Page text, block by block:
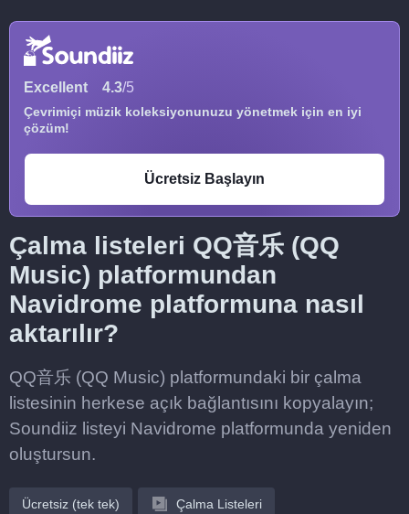
Excellent 4.3/5
Çevrimiçi müzik koleksiyonunuzu yönetmek için en iyi
çözüm!
Ücretsiz Başlayın
Çalma listeleri QQ音乐 (QQ
Music) platformundan
Navidrome platformuna nasıl
aktarılır?
QQ音乐 (QQ Music) platformundaki bir çalma
listesinin herkese açık bağlantısını kopyalayın;
Soundiiz listeyi Navidrome platformunda yeniden
oluştursun.
Ücretsiz (tek tek) Çalma Listeleri